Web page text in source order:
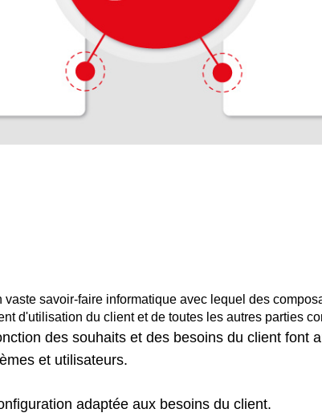
vaste savoir-faire informatique avec lequel des
d'utilisation du client et de toutes les autres parties
des souhaits et des besoins du client font
et utilisateurs.
adaptée aux besoins du client.